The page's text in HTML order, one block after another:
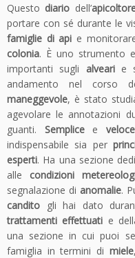
Questo diario dell’
portare con sé durante le
famiglie di api e
colonia. È uno strumento
importanti sugli alvearie
andamento nel corso
maneggevole, è stato
agevolare le annotazioni
guanti. Semplicee veloce
indispensabile sia per
esperti. Ha una sezione
alle condizioni
segnalazione di anomalie.
candito gli hai dato
trattamenti effettuati e
una sezione in cui puoi
famiglia in termini di miele